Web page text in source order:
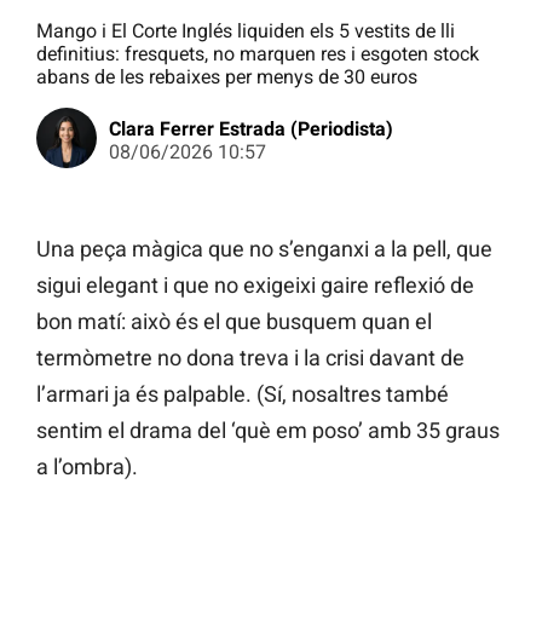
Mango i El Corte Inglés liquiden els 5 vestits de lli
definitius: fresquets, no marquen res i esgoten stock
abans de les rebaixes per menys de 30 euros
Clara Ferrer Estrada (Periodista)
08/06/2026 10:57
Una peça màgica que no s’enganxi a la pell, que
sigui elegant i que no exigeixi gaire reflexió de
bon matí: això és el que busquem quan el
termòmetre no dona treva i la crisi davant de
l’armari ja és palpable. (Sí, nosaltres també
sentim el drama del ‘què em poso’ amb 35 graus
a l’ombra).